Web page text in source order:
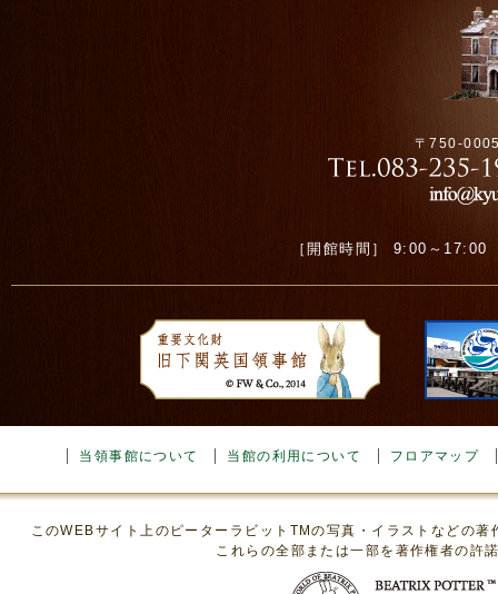
〒750-
［開館時間］ 9:00～
当領事館について 当館の利用について フロアマップ
このWEBサイト上のピーターラビットTMの写真・イラストなどの
これらの全部または一部を著作権者の許